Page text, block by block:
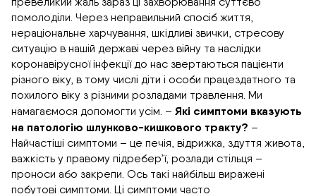
помолоділи. Через неправильний спосіб життя,
нераціональне харчування, шкідливі звички, стресову
ситуацію в нашій державі через війну та наслідки
коронавірусної інфекції до нас звертаються пацієнти
різного віку, в тому числі діти і особи працездатного та
похилого віку з різними розладами травлення. Ми
намагаємося допомогти усім. – Які симптоми вказують
на патологію шлунково-кишкового тракту? –
Найчастіші симптоми – це печія, відрижка, здуття живота,
важкість у правому підребер’ї, розлади стільця –
проноси або закрепи. Ось такі найбільш виражені
побутові симптоми. Ці симптоми часто